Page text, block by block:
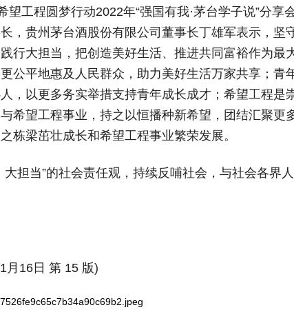
望工程圆梦行动2022年“强国有我·茅台学子说”分享
，贵州茅台酒股份有限公司董事长丁雄军表示，坚
行大担当，把创造美好生活、推进共同富裕作为最
公平地惠及人民群众，助力美好生活万家共享；青
，以更多务实举措支持青年成长成才；希望工程是
希望工程事业，持之以恒播种新希望，团结汇聚更
栋梁茁壮成长和希望工程事业繁荣发展。
担当”的社会责任观，持续反哺社会，与社会各界
月16日 第 15 版)